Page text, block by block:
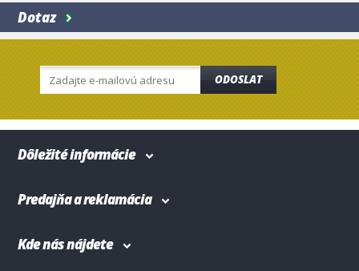
Dotaz
ODOSLAT
Dôležité informácie
Predajňa a reklamácia
Kde nás nájdete